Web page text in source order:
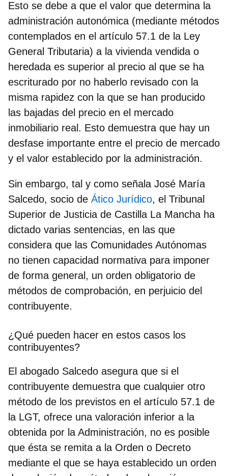
Esto se debe a que el valor que determina la
administración autonómica (mediante métodos
contemplados en el artículo 57.1 de la Ley
General Tributaria) a la vivienda vendida o
heredada es superior al precio al que se ha
escriturado por no haberlo revisado con la
misma rapidez con la que se han producido
las bajadas del precio en el mercado
inmobiliario real. Esto demuestra que hay un
desfase importante entre el precio de mercado
y el valor establecido por la administración.
Sin embargo, tal y como señala José María
Salcedo, socio de Ático Jurídico, el Tribunal
Superior de Justicia de Castilla La Mancha ha
dictado varias sentencias, en las que
considera que las Comunidades Autónomas
no tienen capacidad normativa para imponer
de forma general, un orden obligatorio de
métodos de comprobación, en perjuicio del
contribuyente.
¿Qué pueden hacer en estos casos los
contribuyentes?
El abogado Salcedo asegura que si el
contribuyente demuestra que cualquier otro
método de los previstos en el artículo 57.1 de
la LGT, ofrece una valoración inferior a la
obtenida por la Administración, no es posible
que ésta se remita a la Orden o Decreto
mediante el que se haya establecido un orden